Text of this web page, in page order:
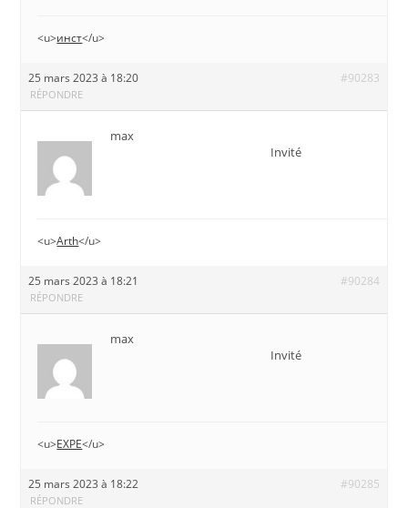
<u>инст</u>
25 mars 2023 à 18:20 #90283
RÉPONDRE
max
Invité
<u>Arth</u>
25 mars 2023 à 18:21 #90284
RÉPONDRE
max
Invité
<u>EXPE</u>
25 mars 2023 à 18:22 #90285
RÉPONDRE